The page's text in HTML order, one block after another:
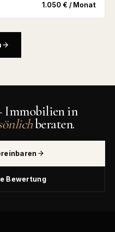
1.050 € / Monat
Immobilien in
beraten.
Bewertung